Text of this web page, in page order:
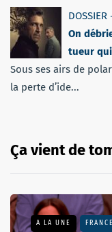
On
tueur
Sous ses airs de
la perte d’ide...
Ça vient de
A LA UNE FRANCE